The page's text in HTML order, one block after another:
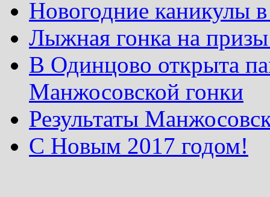
Новогодние каникулы
Лыжная гонка на
В Одинцово открыта
Манжосовской гонки
Результаты
С Новым 2017 годом!